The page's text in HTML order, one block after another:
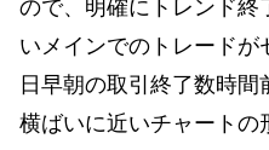
ので、明確にトレンド終
いメインでのトレードが
日早朝の取引終了数時
横ばいに近いチャートの